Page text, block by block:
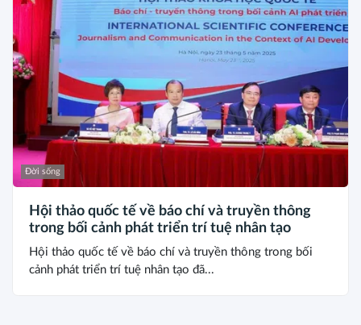
Đời sống
Hội thảo quốc tế về báo chí và truyền thông
trong bối cảnh phát triển trí tuệ nhân tạo
Hội thảo quốc tế về báo chí và truyền thông trong bối
cảnh phát triển trí tuệ nhân tạo đã...